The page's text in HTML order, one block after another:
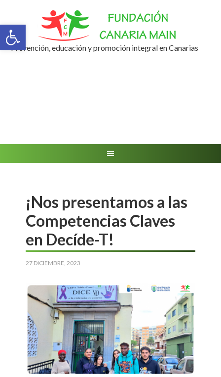
Abrir barra de herramientas
Prevención, educación y promoción integral en Canarias
¡Nos presentamos a las
Competencias Claves
en Decíde-T!
27 DICIEMBRE, 2023